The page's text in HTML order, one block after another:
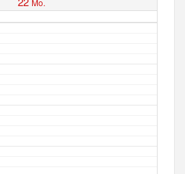
Mo.